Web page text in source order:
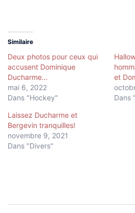
Similaire
Deux photos pour ceux qui
accusent Dominique
Ducharme…
mai 6, 2022
Dans "Hockey"
et
Dans
Laissez Ducharme et
Bergevin tranquilles!
novembre 9, 2021
Dans "Divers"